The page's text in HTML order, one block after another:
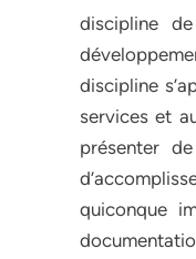
discipline
discipline
services et
présenter
quiconque